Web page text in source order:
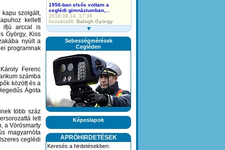
kapu szolgált,
kellett
ifjú arccal is
György, Kiss
nyúlt a
programnak
Ferenc
számba
között és a
Ágota
több száz
lett
a Vörösmarty
magyarnóta
ceglédi
1956-ban elsős voltam a
ceglédi gimnáziumban,...
2018.08.14. 17:36
hozzászólt: Balogh György
Nagyszerű élmény volt,
2018.07.30. 13:49
hozzászólt:Kajtár Endre
Kit érdekel a foci semmire
nem...
2018.07.26. 15:38
hozzászólt:
Magyar Károly
Ajánlott lenne a szakembert
elszállásolni pár...
2018.07.07. 08:54
hozzászólt:marsy22
Ha nem találtak az illetékesek
"disznóbűzt",akkor...
2018.07.06. 11:39
hozzászólt:Sági Károly
Nem találok munkát és
szeretnék gyorsan
2018.06.25. 10:05
hozzászólt:graurlotti
▼
Sebességmérések
Cegléden
Képeslapok
APRÓHIRDETÉSEK
Keresés a hirdetésekben: